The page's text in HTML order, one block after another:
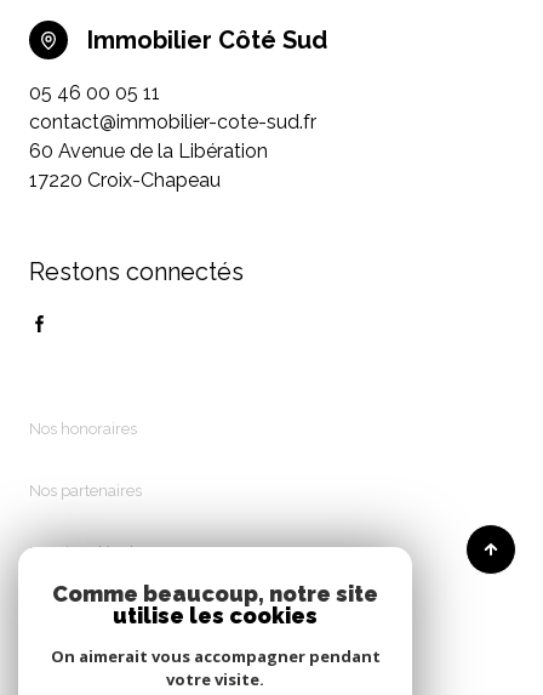
Immobilier Côté Sud
05 46 00 05 11
contact@immobilier-cote-sud.fr
60 Avenue de la Libération
17220 Croix-Chapeau
Restons connectés
Nos honoraires
Nos partenaires
Mentions légales
Comme beaucoup, notre site
utilise les cookies
On aimerait vous accompagner pendant
votre visite.